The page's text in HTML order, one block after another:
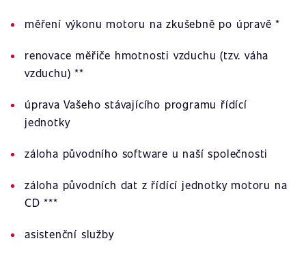
měření výkonu motoru na zkušebně po úpravě *
renovace měřiče hmotnosti vzduchu (tzv. váha
vzduchu) **
úprava Vašeho stávajícího programu řídící
jednotky
záloha původního software u naší společnosti
záloha původních dat z řídící jednotky motoru na
CD ***
asistenční služby